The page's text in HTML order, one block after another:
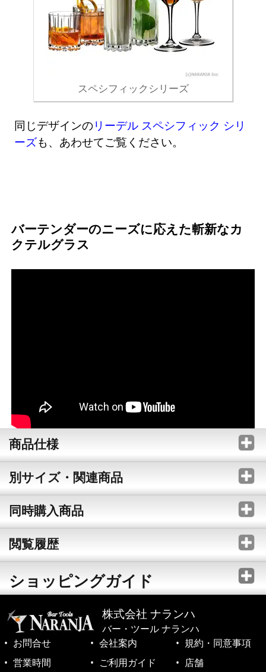
スペシフィックシリーズ
同じデザインのリーデル スペシフィック シリ
ーズも、あわせてご覧ください。
バーテンダーのニーズに応えた斬新なカ
クテルグラス
商品仕様
別サイズ・関連商品
同時購入商品
閲覧履歴
ショッピングガイド
株式会社 ナランハ
バー・ツール ナランハ
お問合せ
会社案内
規約・同意事項
営業時間
ご利用ガイド 店舗